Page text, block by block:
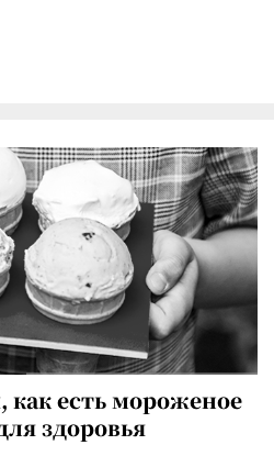
как есть мороженое
здоровья